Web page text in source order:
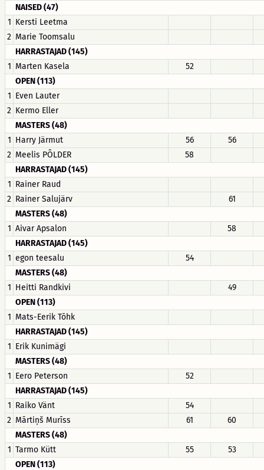
NAISED (47)
1 Kersti Leetma
2 Marie Toomsalu
HARRASTAJAD (145)
1 Marten Kasela
52
OPEN (113)
1 Even Lauter
2 Kermo Eller
MASTERS (48)
1 Harry Järmut 56
56
2 Meelis PÕLDER
58
HARRASTAJAD (145)
1 Rainer Raud
2 Rainer Salujärv
61
MASTERS (48)
1 Aivar Apsalon
58
HARRASTAJAD (145)
1 egon teesalu
54
MASTERS (48)
1 Heitti Randkivi
49
OPEN (113)
1 Mats-Eerik Tõhk
HARRASTAJAD (145)
1 Erik Kunimägi
MASTERS (48)
1 Eero Peterson
52
HARRASTAJAD (145)
1 Raiko Vänt
54
2 Mārtiņš Murīss 61
60
MASTERS (48)
1 Tarmo Kütt 55
53
OPEN (113)